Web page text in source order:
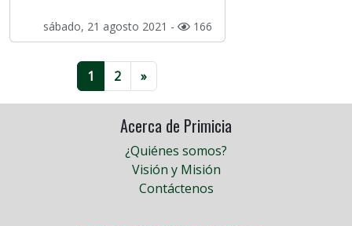
sábado, 21 agosto 2021 - 166
1 2 »
Acerca de Primicia
¿Quiénes somos?
Visión y Misión
Contáctenos